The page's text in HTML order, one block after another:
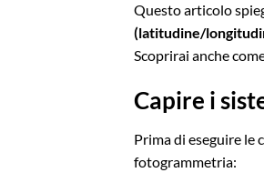
Questo articolo
(latitudine/
Scoprirai anche
Capire i
Prima di eseguire
fotogrammetria: